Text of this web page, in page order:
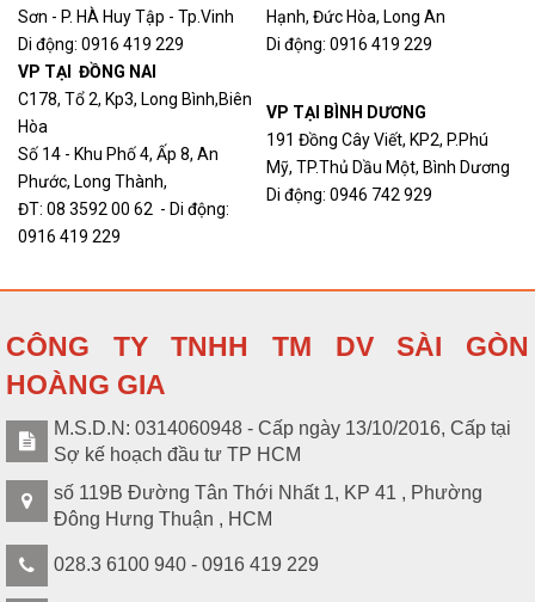
Sơn - P. HÀ Huy Tập - Tp.Vinh
Di động: 0916 419 229
Hạnh, Đức Hòa, Long An
Di động: 0916 419 229
VP TẠI ĐỒNG NAI
C178, Tổ 2, Kp3, Long Bình,Biên
Hòa
Số 14 - Khu Phố 4, Ấp 8, An
Phước, Long Thành,
ĐT: 08 3592 00 62 - Di động:
0916 419 229
VP TẠI BÌNH DƯƠNG
191 Đồng Cây Viết, KP2, P.Phú
Mỹ, TP.Thủ Dầu Một, Bình Dương
Di động: 0946 742 929
CÔNG TY TNHH TM DV SÀI GÒN
HOÀNG GIA
M.S.D.N: 0314060948 - Cấp ngày 13/10/2016, Cấp tại
Sợ kế hoạch đầu tư TP HCM
số 119B Đường Tân Thới Nhất 1, KP 41 , Phường
Đông Hưng Thuận , HCM
028.3 6100 940 - 0916 419 229